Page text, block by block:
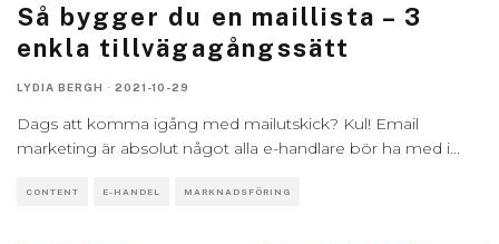
Så bygger du en maillista – 3
enkla tillvägagångssätt
LYDIA BERGH · 2021-10-29
Dags att komma igång med mailutskick? Kul! Email
marketing är absolut något alla e-handlare bör ha med i...
CONTENT E-HANDEL MARKNADSFÖRING